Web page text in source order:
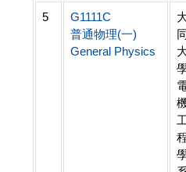
5
G1111C
普通物理(一)
General Physics